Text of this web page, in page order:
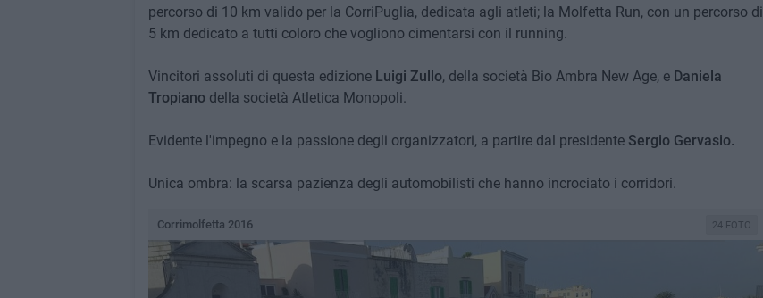
percorso di 10 km valido per la CorriPuglia, dedicata agli atleti; la Molfetta Run, con un percorso di
5 km dedicato a tutti coloro che vogliono cimentarsi con il running.
Vincitori assoluti di questa edizioneLuigi Zullo, della società Bio Ambra New Age, eDaniela
Tropiano della società Atletica Monopoli.
Evidente l'impegno e la passione degli organizzatori, a partire dal presidente Sergio Gervasio.
Unica ombra: la scarsa pazienza degli automobilisti che hanno incrociato i corridori.
24 FOTO
Corrimolfetta 2016